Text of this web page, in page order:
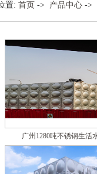
置: 首页 -> 产品中心 ->
广州1280吨不锈钢生活